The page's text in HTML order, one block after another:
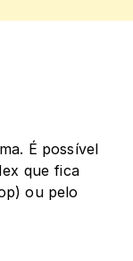
É possível
que fica
ou pelo